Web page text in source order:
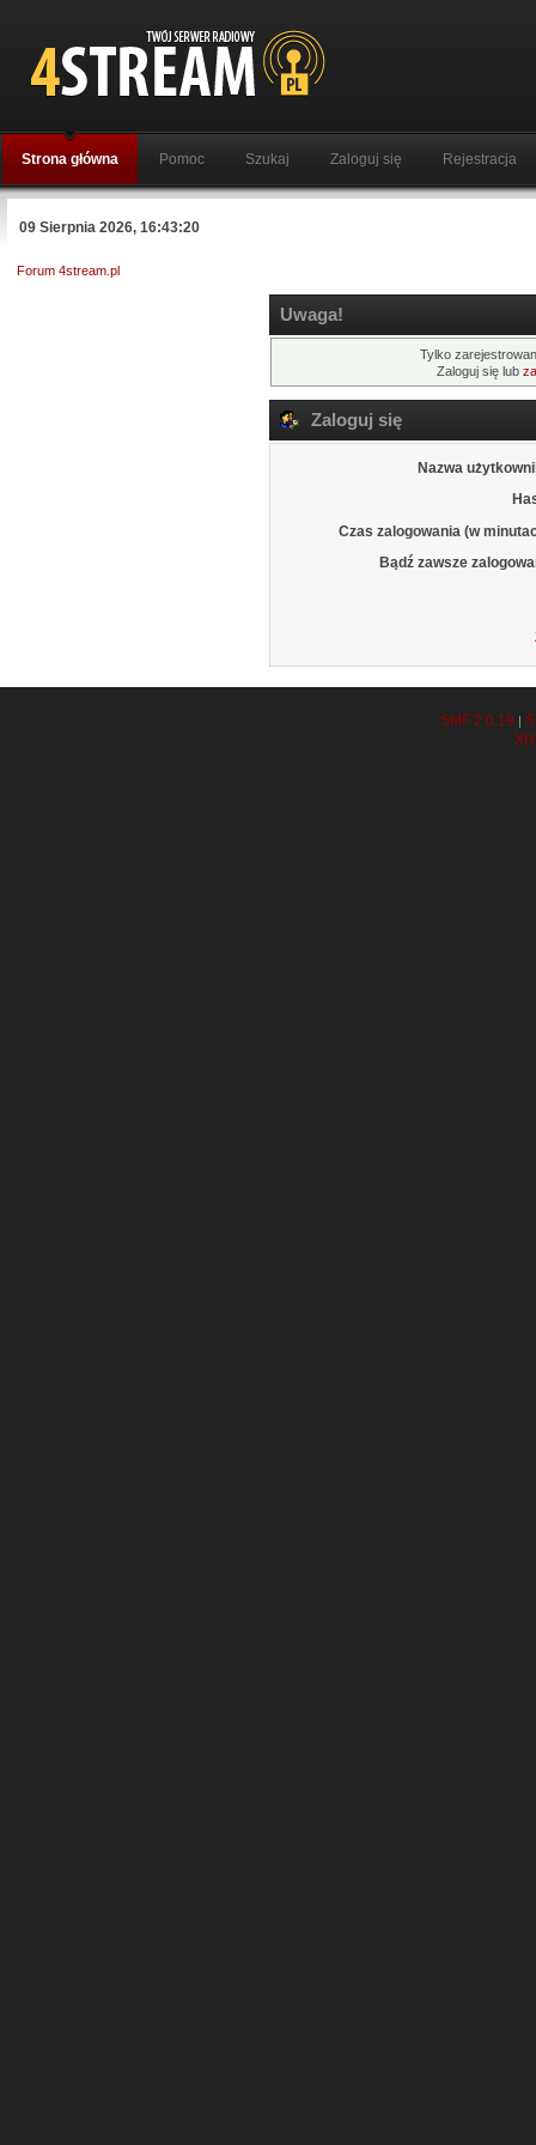
Strona główna Pomoc Szukaj Zaloguj się Rejestracja
09 Sierpnia 2026, 16:43:20
Forum 4stream.pl
Uwaga!
Tylko
Zaloguj się lub
Zaloguj się
Nazwa
Czas zalogowania (w
Bądź zawsze
SMF 2.0.19 |